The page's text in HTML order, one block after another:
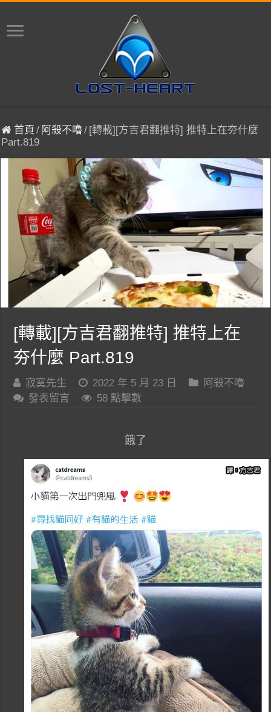
首頁 / 阿殺不嚕/ [轉載][方吉君翻推特] 推特上在夯什麼
Part.819
[轉載][方吉君翻推特] 推特上在
夯什麼 Part.819
寂寞先生 2022 年 5 月 23 日
阿殺不嚕
發表留言
58 點擊數
餓了